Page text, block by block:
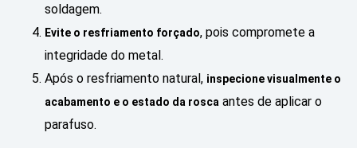
soldagem.
Evite o resfriamento forçado, pois compromete a
integridade do metal.
Após o resfriamento natural, inspecione visualmente o
acabamento e o estado da rosca antes de aplicar o
parafuso.